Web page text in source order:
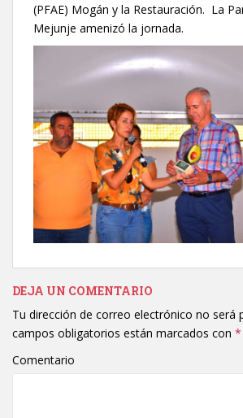
(PFAE) Mogán y la Restauración. La
Mejunje amenizó la jornada.
DEJA UN COMENTARIO
Tu dirección de correo electrónico no será
campos obligatorios están marcados con *
Comentario